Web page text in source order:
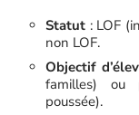
Statut : LOF
non LOF.
Objectif
familles) ou
poussée).